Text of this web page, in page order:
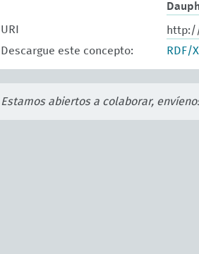
URI
Descargue este concepto:
RDF/
Estamos abiertos a colaborar,